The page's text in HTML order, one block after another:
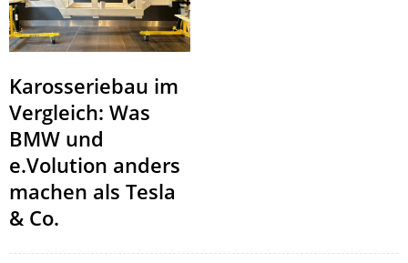
Karosseriebau im
Vergleich: Was
BMW und
e.Volution anders
machen als Tesla
& Co.